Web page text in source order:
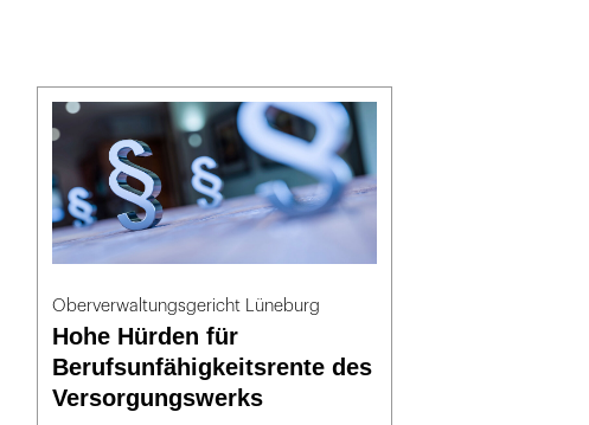
Oberverwaltungsgericht Lüneburg
Hohe Hürden für
Berufsunfähigkeitsrente des
Versorgungswerks